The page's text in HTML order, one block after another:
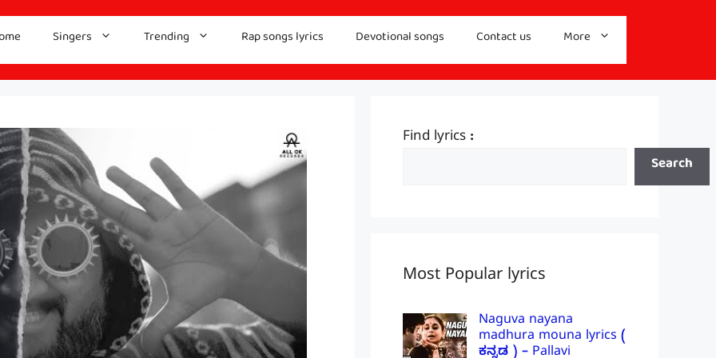
Singers Trending Rap songs lyrics Devotional songs Contact us More
Find lyrics :
Search
Most Popular lyrics
Naguva nayana
madhura mouna lyrics (
ಕನ್ನಡ ) – Pallavi